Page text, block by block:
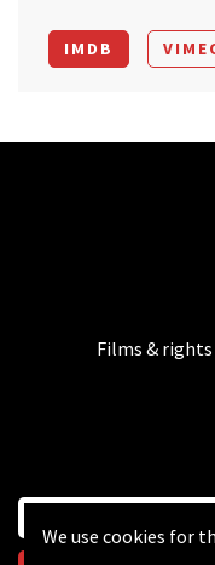
IMDB
Films & rights
We use cookies for